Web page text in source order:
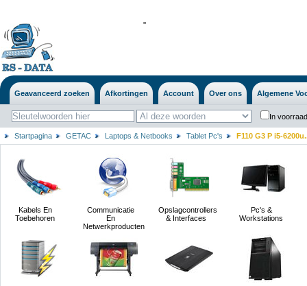
''
Geavanceerd zoeken Afkortingen Account Over ons Algemene
In
Startpagina GETAC Laptops & Netbooks Tablet Pc's F110 G3 P i5-
Kabels En
Toebehoren
Communicatie
En
Netwerkproducten
Opslagcontrollers
& Interfaces
Pc's &
Workstations